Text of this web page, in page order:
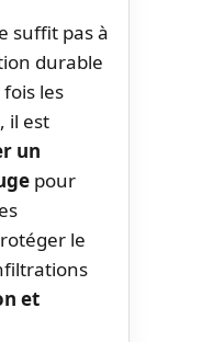
suffit pas à
durable
les
il est
un
pour
le
et